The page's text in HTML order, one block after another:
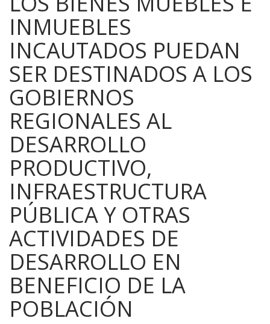
INMUEBLES
INCAUTADOS PUEDAN
SER DESTINADOS A LOS
GOBIERNOS
REGIONALES AL
DESARROLLO
PRODUCTIVO,
INFRAESTRUCTURA
PÚBLICA Y OTRAS
ACTIVIDADES DE
DESARROLLO EN
BENEFICIO DE LA
POBLACIÓN